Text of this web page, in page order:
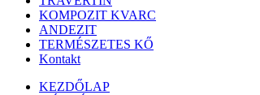
KOMPOZIT KVARC
ANDEZIT
TERMÉSZETES KŐ
Kontakt
KEZDŐLAP